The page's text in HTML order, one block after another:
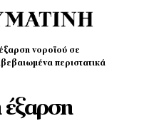
νοροϊού σε
περιστατικά